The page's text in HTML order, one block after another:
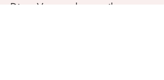
Diese Veranstaltung teilen